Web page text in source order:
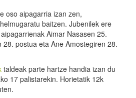
oso aipagarria izan zen,
baitzen. Jubenilek ere
Aimar Nasasen 25.
postua eta Ane Amostegiren 28.
taldeak parte hartze handia izan du
17 palistarekin. Horietatik 12k